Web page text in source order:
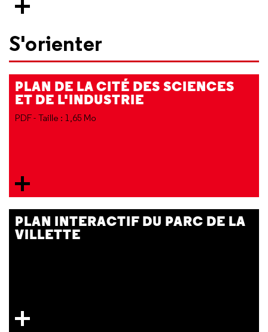
S'orienter
PLAN DE LA CITÉ DES SCIENCES
ET DE L'INDUSTRIE
PDF - Taille : 1,65 Mo
PLAN INTERACTIF DU PARC DE LA
VILLETTE